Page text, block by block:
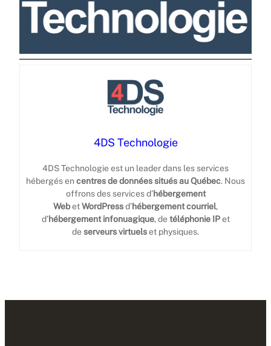
4DS Technologie
4DS Technologie est un leader dans les services
hébergés en centres de donnéessitués au Québec. Nous
offrons des services d’hébergement
WebetWordPressd’hébergement courriel,
d’hébergement infonuagique, de téléphonie IPet
de serveurs virtuelset physiques.